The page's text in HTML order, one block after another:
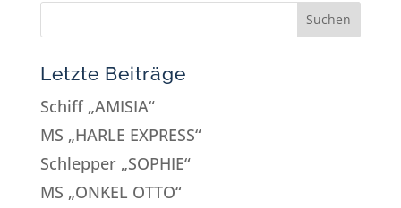
Letzte Beiträge
Schiff „AMISIA“
MS „HARLE EXPRESS“
Schlepper „SOPHIE“
MS „ONKEL OTTO“